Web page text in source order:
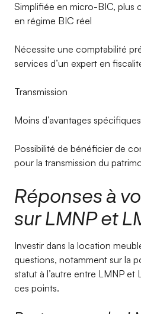
Simplifiée en micro-BIC, plus
en régime BIC réel
Nécessite une comptabilité
services d’un expert en
Transmission
Moins d’avantages
Possibilité de bénéficier de
pour la transmission du
Réponses à
sur LMNP et
Investir dans la location
questions, notamment sur la
statut à l’autre entre LMNP et
ces points.